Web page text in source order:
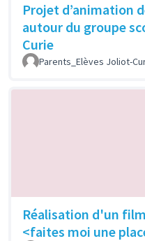
Projet d’animation
autour du groupe
Curie
Parents_Elèves Joliot-
Réalisation d'un
<faites moi une